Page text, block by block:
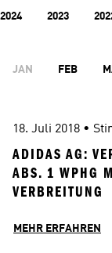
2024 2023
JAN FEB
18. Juli 2018 •
ADIDAS AG:
BS. 1 WPHG
ERBREITUNG
MEHR ERFAHREN